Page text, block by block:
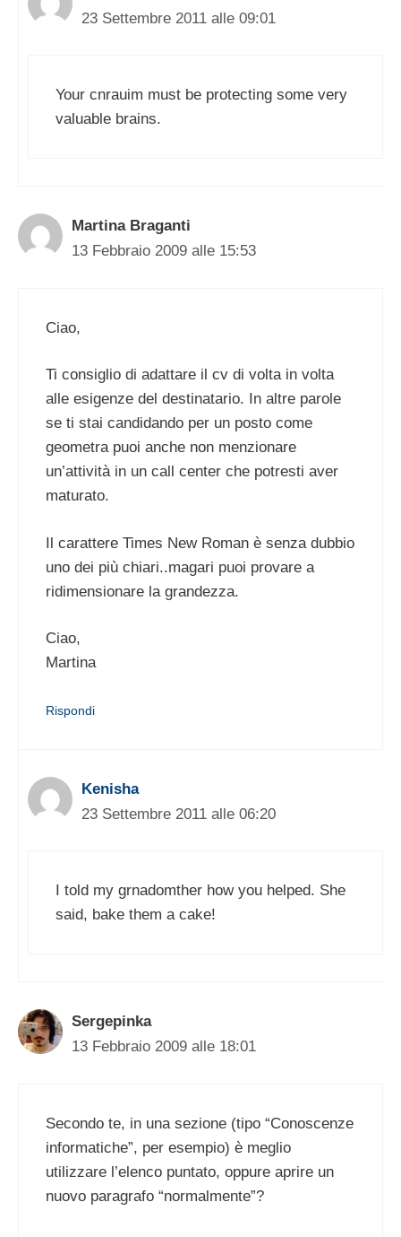
23 Settembre 2011 alle 09:01
Your cnrauim must be protecting some very
valuable brains.
Martina Braganti
13 Febbraio 2009 alle 15:53
Ciao,
Ti consiglio di adattare il cv di volta in volta
alle esigenze del destinatario. In altre parole
se ti stai candidando per un posto come
geometra puoi anche non menzionare
un’attività in un call center che potresti aver
maturato.
Il carattere Times New Roman è senza dubbio
uno dei più chiari..magari puoi provare a
ridimensionare la grandezza.
Ciao,
Martina
Rispondi
Kenisha
23 Settembre 2011 alle 06:20
I told my grnadomther how you helped. She
said, bake them a cake!
Sergepinka
13 Febbraio 2009 alle 18:01
Secondo te, in una sezione (tipo “Conoscenze
informatiche”, per esempio) è meglio
utilizzare l’elenco puntato, oppure aprire un
nuovo paragrafo “normalmente”?